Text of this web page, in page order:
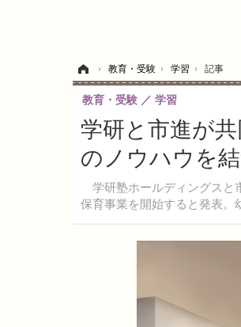
› 教育・受験 › 学習 › 記事
学研と市進が
のノウハウを
学研塾ホールディングスと
保育事業を開始すると発表。
教育・受験 学習